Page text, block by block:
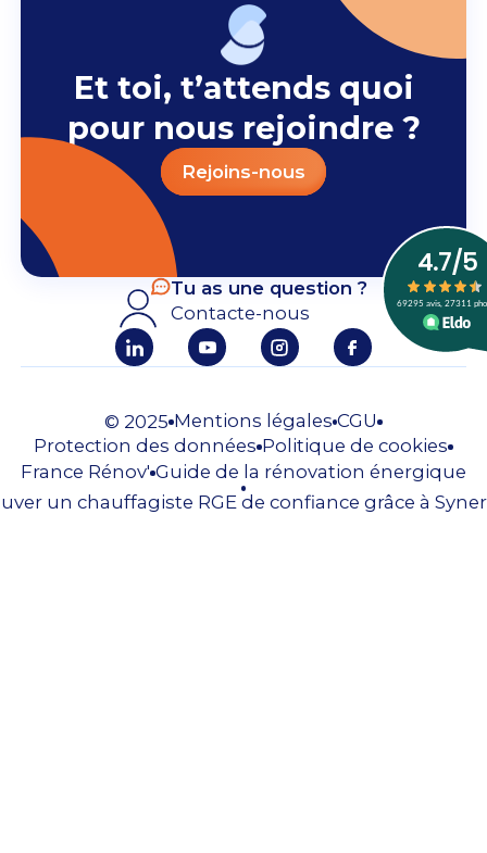
Et toi, t’attends quoi
pour nous rejoindre ?
Rejoins-nous
Tu as une question ?
Contacte-nous
© 2025 Mentions légales CGU
Protection des données Politique de cookies
France Rénov' Guide de la rénovation énergique
un chauffagiste RGE de confiance grâce à